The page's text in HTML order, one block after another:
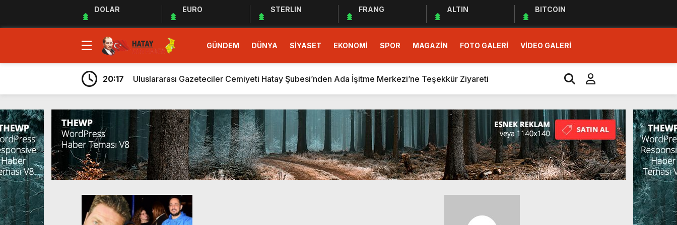
DOLAR EURO STERLIN FRANG ALTIN BITCOIN
GÜNDEM DÜNYA SİYASET EKONOMİ SPOR MAGAZİN FOTO GALERİ VİDEO GALERİ
23:35
MUHTARLAR AKADEMİSİ EĞİTİM PROGRAMI BAŞLADI
9:33
“Özgür ve ilkeli basın demokrasinin güvencesidir”
20:17
Uluslararası Gazeteciler Cemiyeti Hatay Şubesi’nden Ada İşitme Merkezi’ne Teşekkür Ziyareti
20:09 HBB, ÜRETİCİYE AYÇİÇEĞİ TOHUMU DESTEĞİ SAĞLADI
20:05
Güç Birliği” İlan Edildi!
6:38
Üretim, İstihdam ve Yatırım Taahhütleri Takipte
6:23
ARSUZ İLÇE SAĞLIK MÜDÜRLÜĞÜNDEN YÜKSEK RİSKLİ GEBEYE EV ZİYARETİ
6:13
Taziye Evi Projesi Tamamen Halkın Talebidir”
5:54
“Lezzetin ve Kültürün Lideri: Hatay
23:35
MUHTARLAR AKADEMİSİ EĞİTİM PROGRAMI BAŞLADI